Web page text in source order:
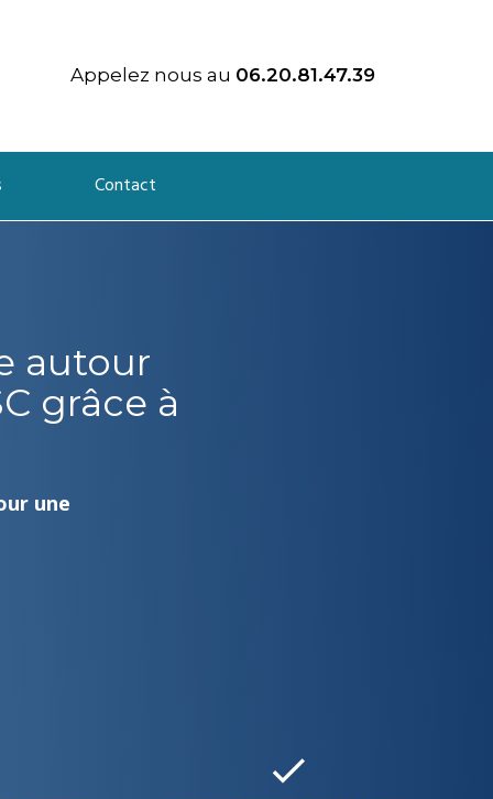
Appelez nous au 06.20.81.47.39
Contact
autour
grâce à
une